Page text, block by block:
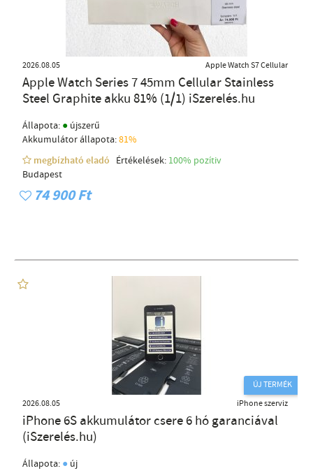
2026.08.05 Apple Watch S7 Cellular
Apple Watch Series 7 45mm Cellular Stainless
Steel Graphite akku 81% (1/1) iSzerelés.hu
Állapota: ● újszerű
Akkumulátor állapota:81%
megbízható eladó
Értékelések: 100% pozítiv
Budapest
74 900 Ft
ÚJ TERMÉK
2026.08.05
iPhone szerviz
iPhone 6S akkumulátor csere 6 hó garanciával
(iSzerelés.hu)
Állapota: ● új